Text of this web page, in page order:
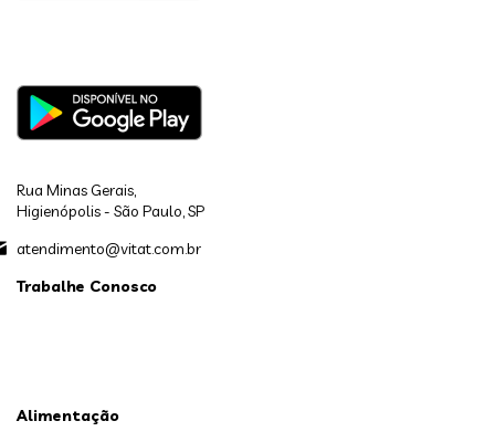
Rua Minas Gerais,
Higienópolis - São Paulo, SP
atendimento@vitat.com.br
Trabalhe Conosco
Alimentação